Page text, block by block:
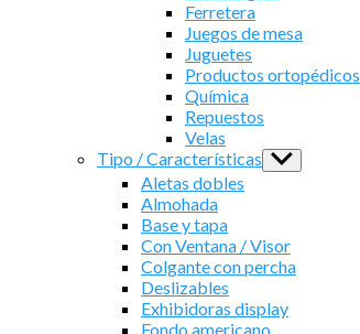
Ferretera
Juegos de mesa
Juguetes
Productos ortopédicos
Química
Repuestos
Velas
Tipo / Características Show
sub
Aletas dobles
Almohada
Base y tapa
Con Ventana / Visor
Colgante con percha
Deslizables
Exhibidoras display
Fondo americano